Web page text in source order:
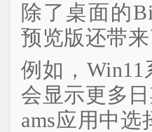
除了桌面的
预览版还带
例如，
会显示更多
ams应用中